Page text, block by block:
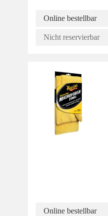
Online bestellbar
Nicht reservierbar
Online bestellbar